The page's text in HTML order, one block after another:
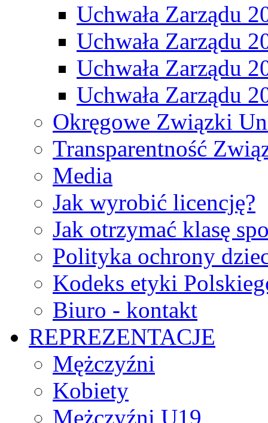
Uchwała Zarządu
Uchwała Zarządu
Uchwała Zarządu
Uchwała Zarządu
Okręgowe Związki
Transparentność
Media
Jak wyrobić licencję?
Jak otrzymać klasę
Polityka ochrony
Kodeks etyki
Biuro - kontakt
REPREZENTACJE
Mężczyźni
Kobiety
Mężczyźni U19